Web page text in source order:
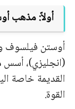
أولاً: مذهب
أوستن فيلسوف
(انجليزي)، أسس
القديمة خاصة
القوة.